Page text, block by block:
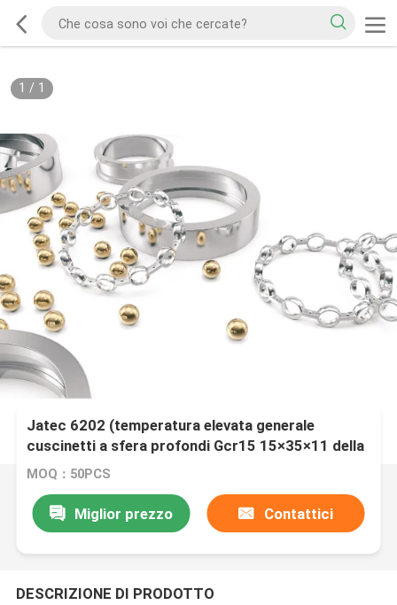
1 / 1
Jatec 6202 (temperatura elevata generale
cuscinetti a sfera profondi Gcr15 15×35×11 della
scanalatura del motore)
MOQ：50PCS
Miglior prezzo Contattici
DESCRIZIONE DI PRODOTTO